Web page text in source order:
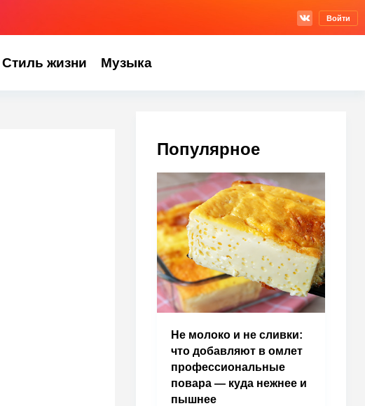
Войти
Стиль жизни Музыка
Популярное
Не молоко и не сливки:
что добавляют в омлет
профессиональные
повара — куда нежнее и
пышнее